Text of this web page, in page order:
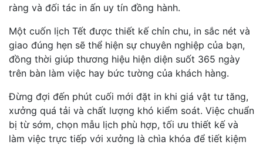
ràng và đối tác in ấn uy tín đồng hành.
Một cuốn lịch Tết được thiết kế chỉn chu, in sắc nét và
giao đúng hẹn sẽ thể hiện sự chuyên nghiệp của bạn,
đồng thời giúp thương hiệu hiện diện suốt 365 ngày
trên bàn làm việc hay bức tường của khách hàng.
Đừng đợi đến phút cuối mới đặt in khi giá vật tư tăng,
xưởng quá tải và chất lượng khó kiểm soát. Việc chuẩn
bị từ sớm, chọn mẫu lịch phù hợp, tối ưu thiết kế và
làm việc trực tiếp với xưởng là chìa khóa để tiết kiệm